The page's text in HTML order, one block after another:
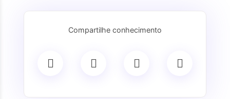
Compartilhe conhecimento